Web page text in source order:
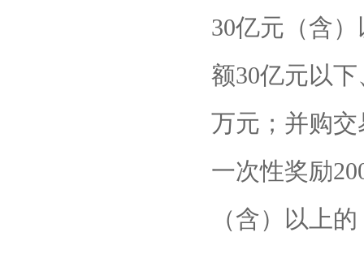
30亿元（含
额30亿元以
万元；并购
一次性奖励
（含）以上